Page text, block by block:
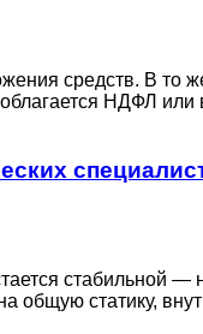
средств. В
НДФЛ
стабильной
общую статику,